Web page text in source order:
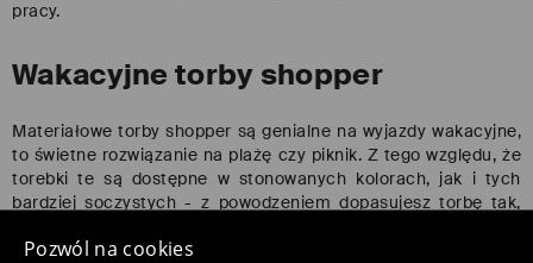
Pozwól na cookies
pracy.
Wakacyjne torby shopper
Materiałowe torby shopper są genialne na wyjazdy wakacyjne,
to świetne rozwiązanie na plażę czy piknik. Z tego względu, że
torebki te są dostępne w stonowanych kolorach, jak i tych
bardziej soczystych - z powodzeniem dopasujesz torbę tak,